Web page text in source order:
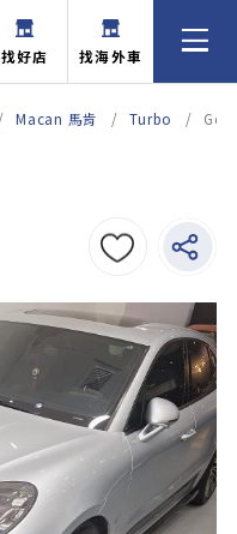
找好店 找海外車
Macan 馬肯 Turbo